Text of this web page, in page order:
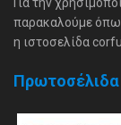
Για την
παρακαλούμε
η ιστοσελίδα